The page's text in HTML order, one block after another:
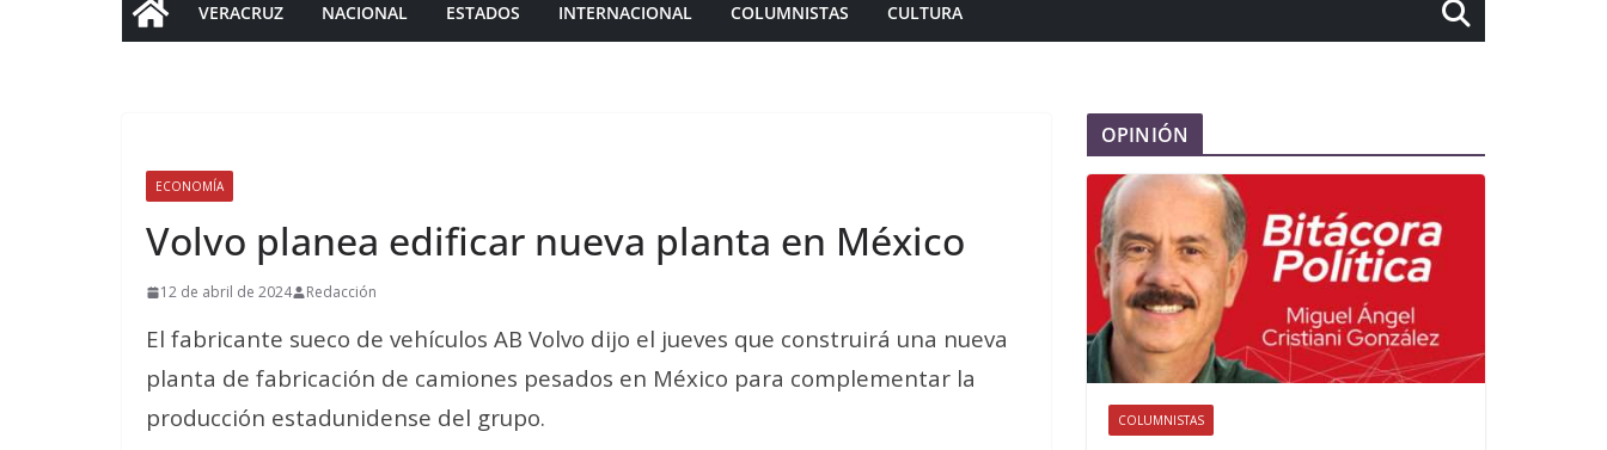
VERACRUZ NACIONAL ESTADOS INTERNACIONAL COLUMNISTAS CULTURA
ECONOMÍA
Volvo planea edificar nueva planta en México
12 de abril de 2024 Redacción
El fabricante sueco de vehículos AB Volvo dijo el jueves que construirá una nueva
planta de fabricación de camiones pesados en México para complementar la
producción estadunidense del grupo.
OPINIÓN
COLUMNISTAS